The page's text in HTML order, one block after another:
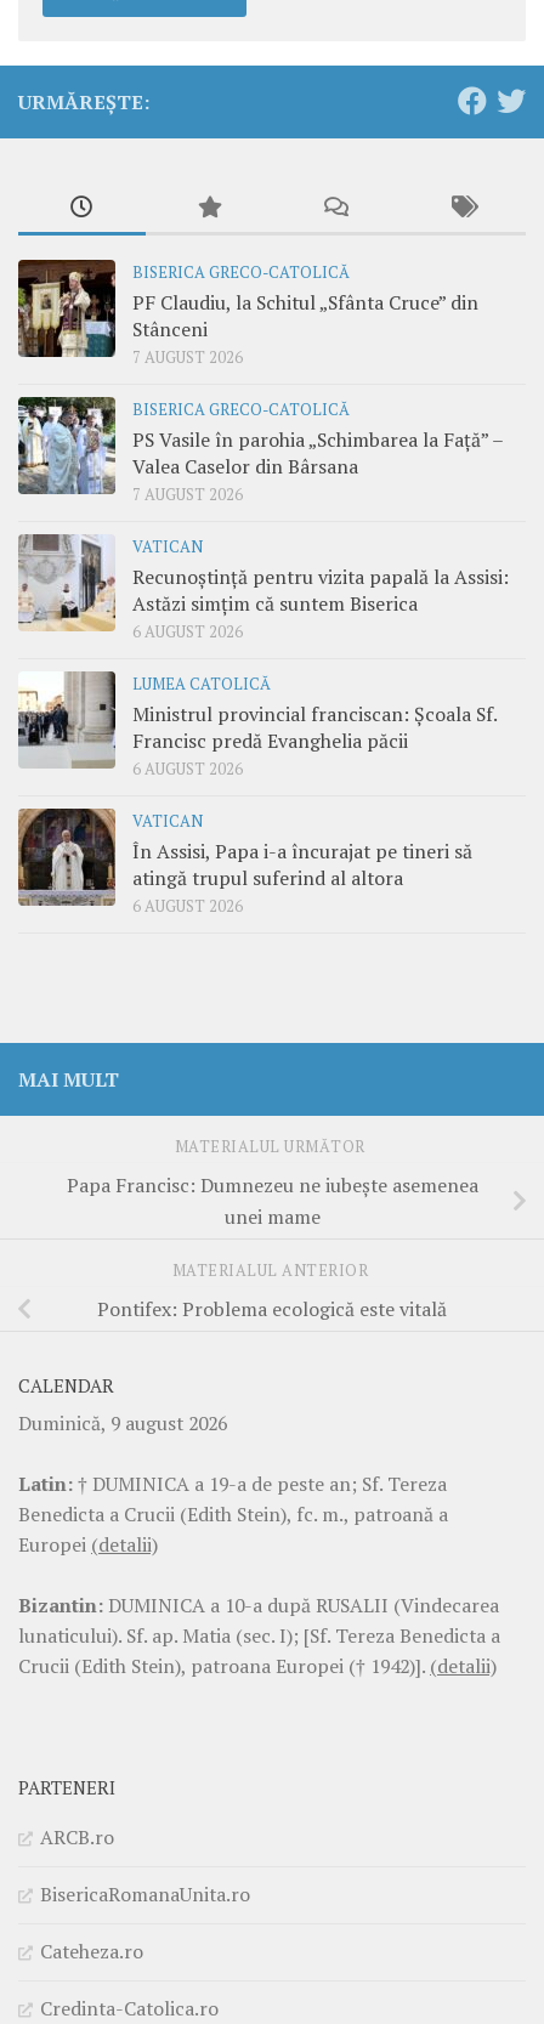
URMĂREȘTE:
BISERICA GRECO-CATOLICĂ
PF Claudiu, la Schitul „Sfânta Cruce” din
Stânceni
7 AUGUST 2026
BISERICA GRECO-CATOLICĂ
PS Vasile în parohia „Schimbarea la Față” –
Valea Caselor din Bârsana
7 AUGUST 2026
VATICAN
Recunoștință pentru vizita papală la Assisi:
Astăzi simțim că suntem Biserica
6 AUGUST 2026
LUMEA CATOLICĂ
Ministrul provincial franciscan: Școala Sf.
Francisc predă Evanghelia păcii
6 AUGUST 2026
VATICAN
În Assisi, Papa i-a încurajat pe tineri să
atingă trupul suferind al altora
6 AUGUST 2026
MAI MULT
MATERIALUL URMĂTOR
Papa Francisc: Dumnezeu ne iubeşte asemenea
unei mame
MATERIALUL ANTERIOR
Pontifex: Problema ecologică este vitală
CALENDAR
Duminică, 9 august 2026
Latin:† DUMINICA a 19-a de peste an; Sf. Tereza
Benedicta a Crucii (Edith Stein), fc. m., patroană a
Europei (detalii)
Bizantin: DUMINICA a 10-a după RUSALII (Vindecarea
lunaticului). Sf. ap. Matia (sec. I); [Sf. Tereza Benedicta a
Crucii (Edith Stein), patroana Europei († 1942)]. (detalii)
PARTENERI
ARCB.ro
BisericaRomanaUnita.ro
Cateheza.ro
Credinta-Catolica.ro